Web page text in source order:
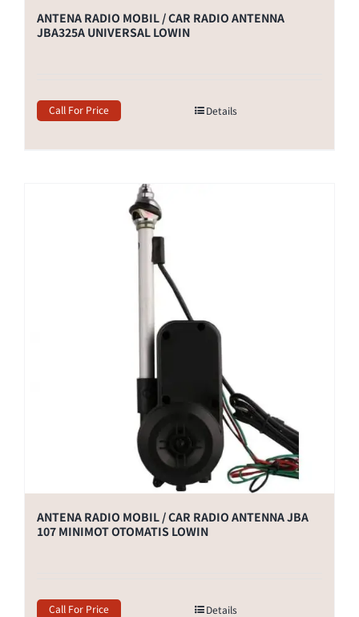
ANTENA RADIO MOBIL / CAR RADIO ANTENNA
JBA325A UNIVERSAL LOWIN
Call For Price Details
ANTENA RADIO MOBIL / CAR RADIO ANTENNA JBA
107 MINIMOT OTOMATIS LOWIN
Call For Price Details